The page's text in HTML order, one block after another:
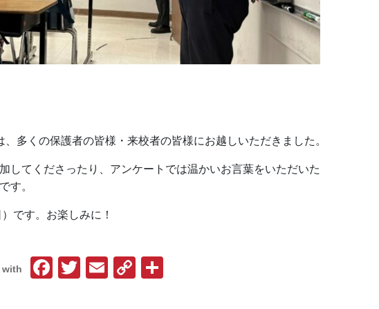
多くの保護者の皆様・来校者の皆様にお越しいただきました。
してくださったり、アンケートでは温かいお言葉をいただいた
す。
です。お楽しみに！
with Facebook
Twitter
EmailCopy